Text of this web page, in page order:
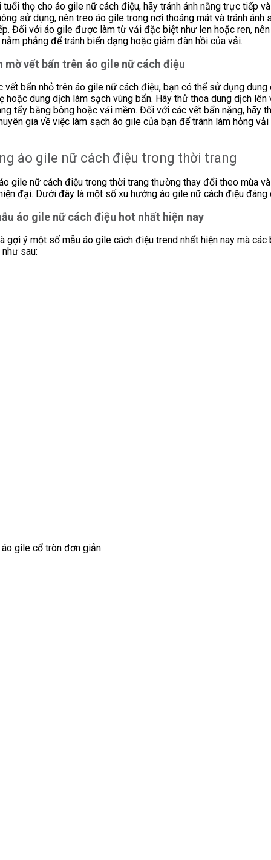
thọ cho áo gile nữ cách điệu, hãy tránh ánh nắng trực tiếp
sử dụng, nên treo áo gile trong nơi thoáng mát và tránh ánh
Đối với áo gile được làm từ vải đặc biệt như len hoặc ren,
phẳng để tránh biến dạng hoặc giảm đàn hồi của vải.
mờ vết bẩn trên áo gile nữ cách điệu
vết bẩn nhỏ trên áo gile nữ cách điệu, bạn có thể sử dụng dung
hoặc dung dịch làm sạch vùng bẩn. Hãy thử thoa dung dịch lên
tẩy bằng bông hoặc vải mềm. Đối với các vết bẩn nặng, hãy
gia về việc làm sạch áo gile của bạn để tránh làm hỏng vải
áo gile nữ cách điệu trong thời trang
gile nữ cách điệu trong thời trang thường thay đổi theo mùa
đại. Dưới đây là một số xu hướng áo gile nữ cách điệu đáng
áo gile nữ cách điệu hot nhất hiện nay
gợi ý một số mẫu áo gile cách điệu trend nhất hiện nay mà các
sau:
gile cổ tròn đơn giản